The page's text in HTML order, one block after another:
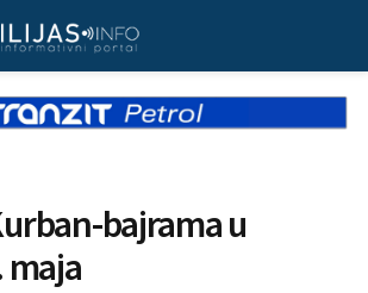
bajrama u
maja